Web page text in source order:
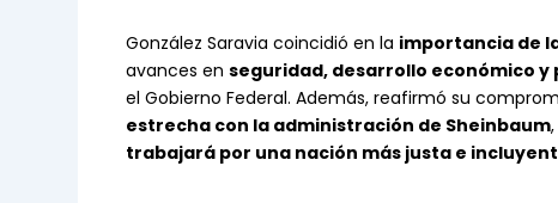
González Saravia coincidió en la importancia de
avances en seguridad, desarrollo económico y
el Gobierno Federal. Además, reafirmó su
estrecha con la administración de Sheinbaum
trabajará por una nación más justa e